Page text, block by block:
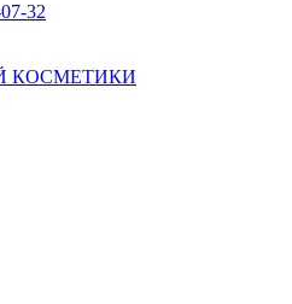
32
КОСМЕТИКИ